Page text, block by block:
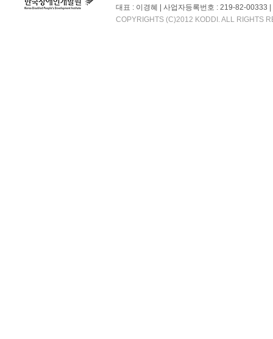
대표 : 이경혜 | 사업자등록번호 : 219-82-
COPYRIGHTS (C)2012 KODDI. ALL RIGHTS